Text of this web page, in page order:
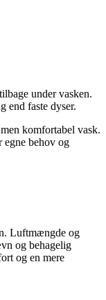
under vasken.
end faste dyser.
komfortabel vask.
egne behov og
Luftmængde og
og behagelig
og en mere